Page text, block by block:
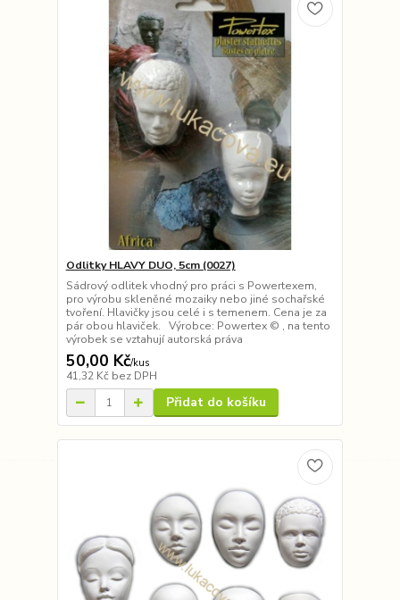
Odlitky HLAVY DUO, 5cm (0027)
Sádrový odlitek vhodný pro práci s Powertexem,
pro výrobu skleněné mozaiky nebo jiné sochařské
tvoření. Hlavičky jsou celé i s temenem. Cena je za
pár obou hlaviček. Výrobce: Powertex © , na tento
výrobek se vztahují autorská práva
50,00 Kč/kus
41,32 Kč bez DPH
Přidat do košíku